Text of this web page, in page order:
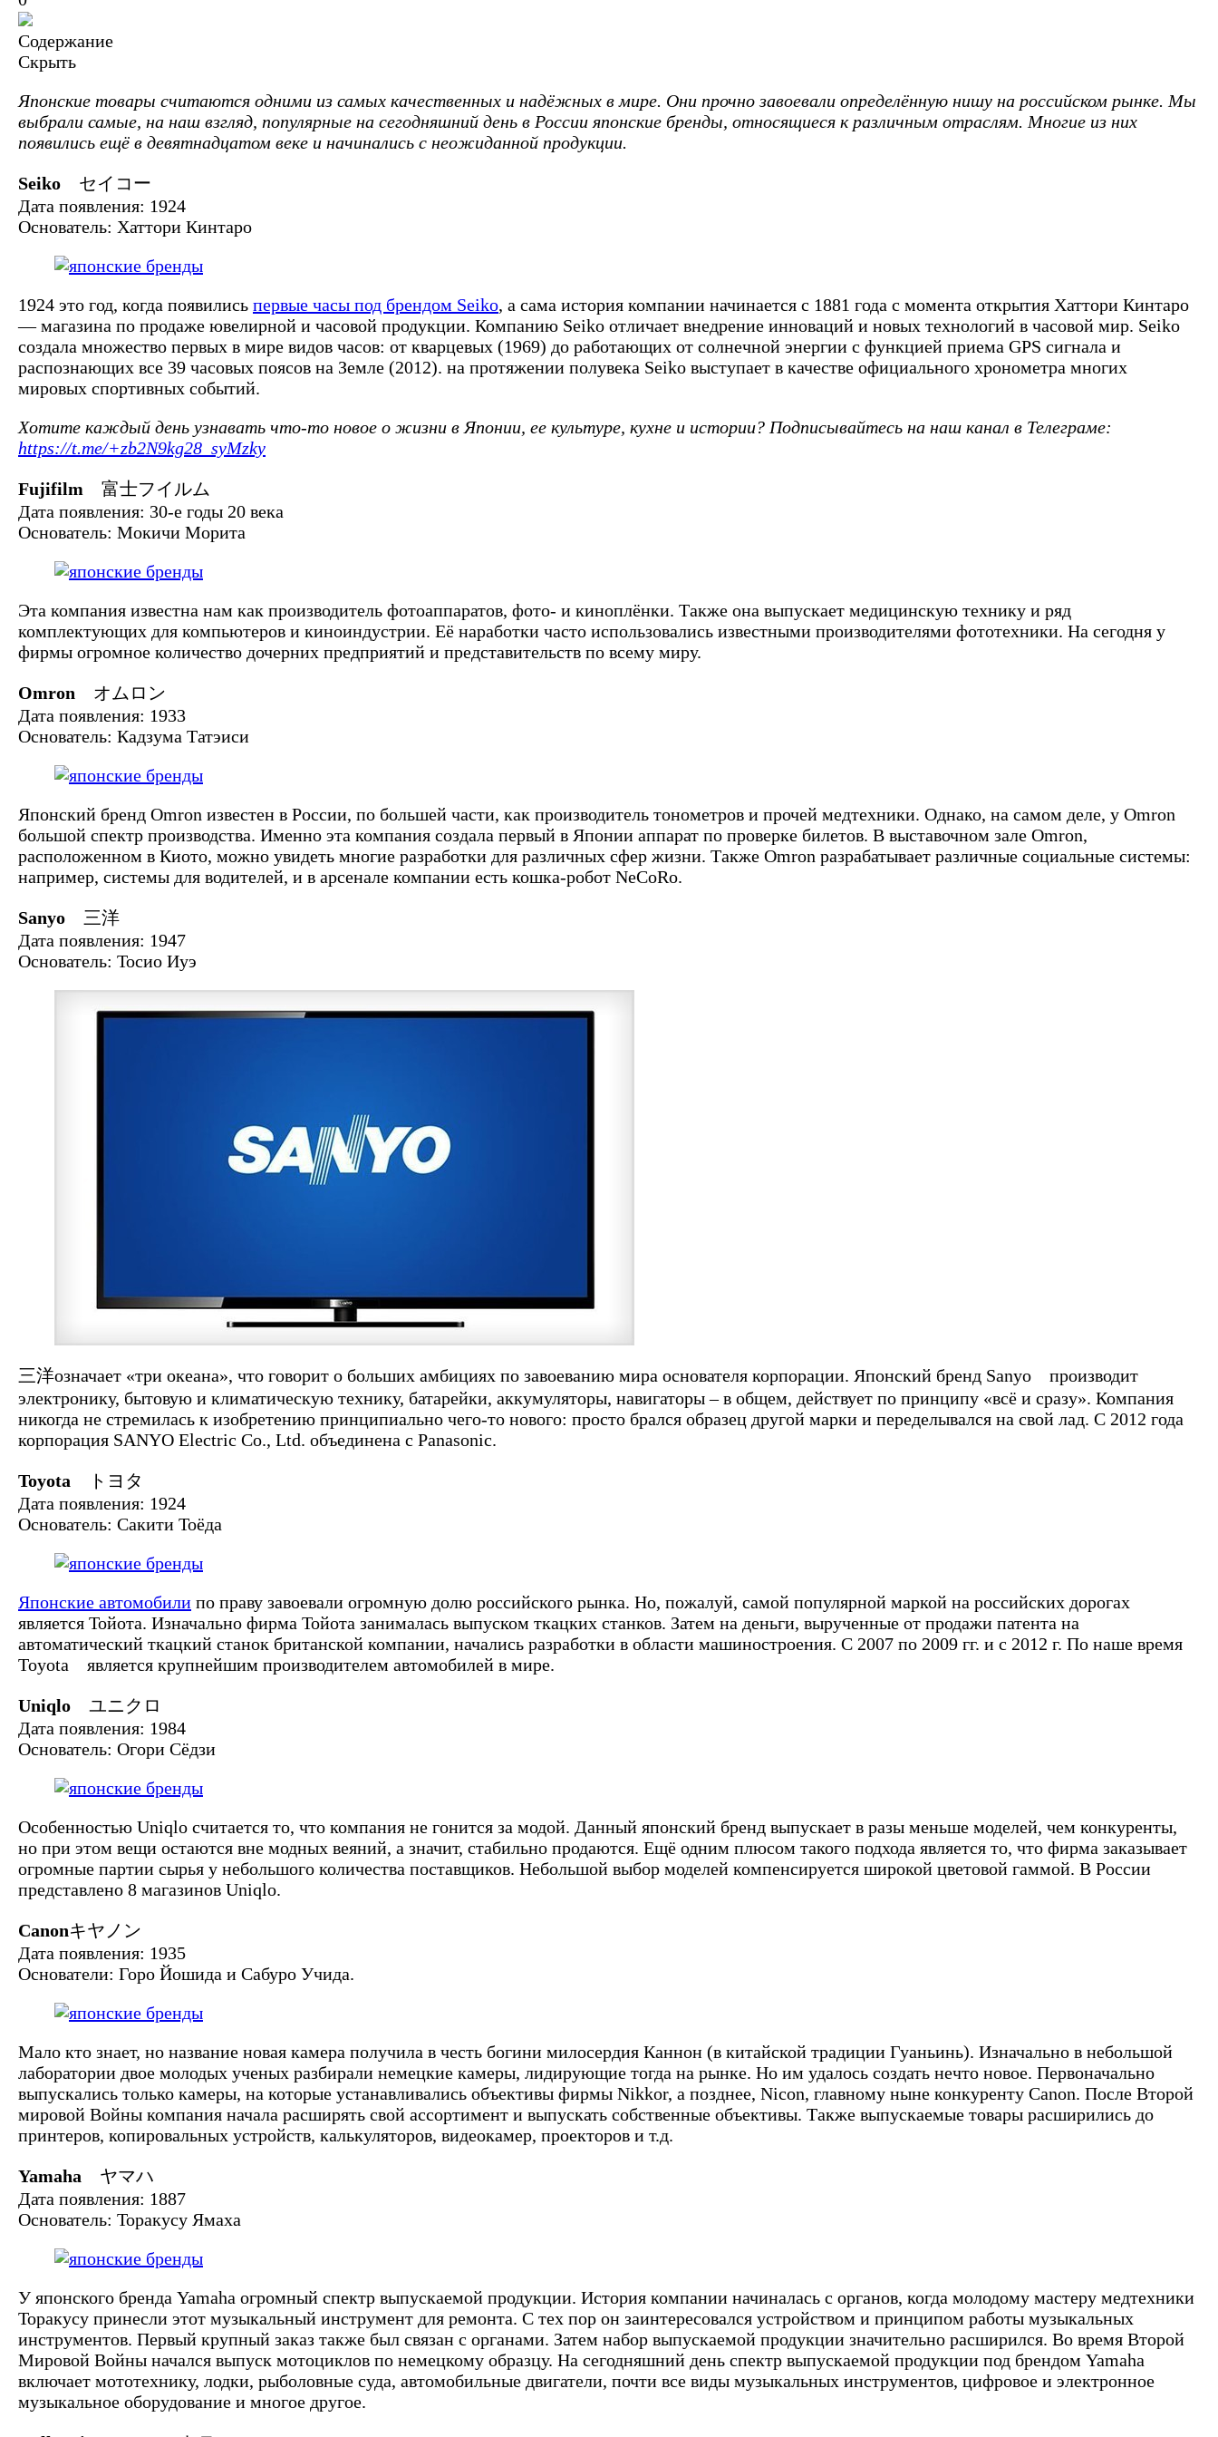
Содержание
Скрыть
Японские товары считаются одними из самых качественных и надёжных в мире. Они прочно завоевали определённую нишу на российском рынке. Мы
выбрали самые, на наш взгляд, популярные на сегодняшний день в России японские бренды, относящиеся к различным отраслям. Многие из них
появились ещё в девятнадцатом веке и начинались с неожиданной продукции.
Seiko セイコー
Дата появления: 1924
Основатель: Хаттори Кинтаро
1924 это год, когда появились первые часы под брендом Seiko, а сама история компании начинается с 1881 года с момента открытия Хаттори Кинтаро
— магазина по продаже ювелирной и часовой продукции. Компанию Seiko отличает внедрение инноваций и новых технологий в часовой мир. Seiko
создала множество первых в мире видов часов: от кварцевых (1969) до работающих от солнечной энергии с функцией приема GPS сигнала и
распознающих все 39 часовых поясов на Земле (2012). на протяжении полувека Seiko выступает в качестве официального хронометра многих
мировых спортивных событий.
Хотите каждый день узнавать что-то новое о жизни в Японии, ее культуре, кухне и истории? Подписывайтесь на наш канал в Телеграме:
https://t.me/+zb2N9kg28_syMzky
Fujifilm 富士フイルム
Дата появления: 30-е годы 20 века
Основатель: Мокичи Морита
Эта компания известна нам как производитель фотоаппаратов, фото- и киноплёнки. Также она выпускает медицинскую технику и ряд
комплектующих для компьютеров и киноиндустрии. Её наработки часто использовались известными производителями фототехники. На сегодня у
фирмы огромное количество дочерних предприятий и представительств по всему миру.
Omron オムロン
Дата появления: 1933
Основатель: Кадзума Татэиси
Японский бренд Omron известен в России, по большей части, как производитель тонометров и прочей медтехники. Однако, на самом деле, у Omron
большой спектр производства. Именно эта компания создала первый в Японии аппарат по проверке билетов. В выставочном зале Omron,
расположенном в Киото, можно увидеть многие разработки для различных сфер жизни. Также Omron разрабатывает различные социальные системы:
например, системы для водителей, и в арсенале компании есть кошка-робот NeCoRo.
Sanyo 三洋
Дата появления: 1947
Основатель: Тосио Иуэ
三洋означает «три океана», что говорит о больших амбициях по завоеванию мира основателя корпорации. Японский бренд Sanyo производит
электронику, бытовую и климатическую технику, батарейки, аккумуляторы, навигаторы – в общем, действует по принципу «всё и сразу». Компания
никогда не стремилась к изобретению принципиально чего-то нового: просто брался образец другой марки и переделывался на свой лад. С 2012 года
корпорация SANYO Electric Co., Ltd. объединена с Panasonic.
Toyota
トヨタ
Дата появления: 1924
Основатель: Сакити Тоёда
Японские автомобили по праву завоевали огромную долю российского рынка. Но, пожалуй, самой популярной маркой на российских дорогах
является Тойота. Изначально фирма Тойота занималась выпуском ткацких станков. Затем на деньги, вырученные от продажи патента на
автоматический ткацкий станок британской компании, начались разработки в области машиностроения. С 2007 по 2009 гг. и с 2012 г. По наше время
Toyota является крупнейшим производителем автомобилей в мире.
Uniqlo ユニクロ
Дата появления: 1984
Основатель: Огори Сёдзи
Особенностью Uniqlo считается то, что компания не гонится за модой. Данный японский бренд выпускает в разы меньше моделей, чем конкуренты,
но при этом вещи остаются вне модных веяний, а значит, стабильно продаются. Ещё одним плюсом такого подхода является то, что фирма заказывает
огромные партии сырья у небольшого количества поставщиков. Небольшой выбор моделей компенсируется широкой цветовой гаммой. В России
представлено 8 магазинов Uniqlo.
Canonキヤノン
Дата появления: 1935
Основатели: Горо Йошида и Сабуро Учида.
Мало кто знает, но название новая камера получила в честь богини милосердия Каннон (в китайской традиции Гуаньинь). Изначально в небольшой
лаборатории двое молодых ученых разбирали немецкие камеры, лидирующие тогда на рынке. Но им удалось создать нечто новое. Первоначально
выпускались только камеры, на которые устанавливались объективы фирмы Nikkor, а позднее, Nicon, главному ныне конкуренту Canon. После Второй
мировой Войны компания начала расширять свой ассортимент и выпускать собственные объективы. Также выпускаемые товары расширились до
принтеров, копировальных устройств, калькуляторов, видеокамер, проекторов и т.д.
Yamaha ヤマハ
Дата появления: 1887
Основатель: Торакусу Ямаха
У японского бренда Yamaha огромный спектр выпускаемой продукции. История компании начиналась с органов, когда молодому мастеру медтехники
Торакусу принесли этот музыкальный инструмент для ремонта. С тех пор он заинтересовался устройством и принципом работы музыкальных
инструментов. Первый крупный заказ также был связан с органами. Затем набор выпускаемой продукции значительно расширился. Во время Второй
Мировой Войны начался выпуск мотоциклов по немецкому образцу. На сегодняшний день спектр выпускаемой продукции под брендом Yamaha
включает мототехнику, лодки, рыболовные суда, автомобильные двигатели, почти все виды музыкальных инструментов, цифровое и электронное
музыкальное оборудование и многое другое.